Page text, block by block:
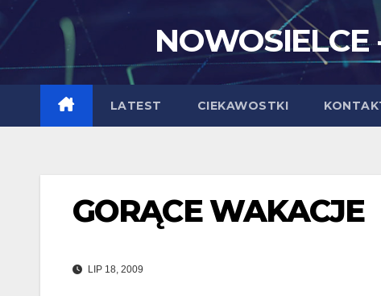
Skip
to
LATEST CIEKAWOSTKI
GORĄCE WAKACJE
LIP 18, 2009